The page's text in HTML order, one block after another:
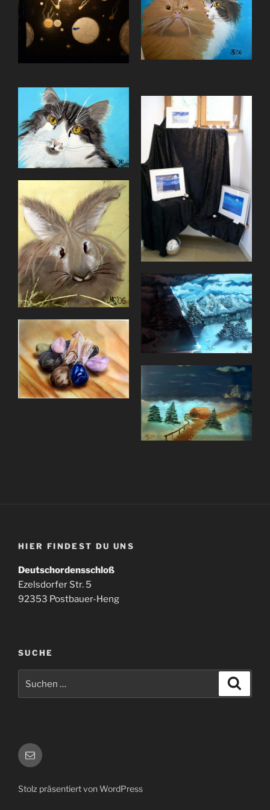
HIER FINDEST DU UNS
Deutschordensschloß
Ezelsdorfer Str. 5
92353 Postbauer-Heng
SUCHE
nach:
E-
Mail
Stolz präsentiert von WordPress